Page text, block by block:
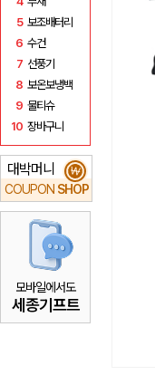
5 보조배터리
6 수건
7 선풍기
8 보온보냉백
9 물티슈
10 장바구니
대박머니
COUPON SHOP
₩
모바일에서도
세종기프트